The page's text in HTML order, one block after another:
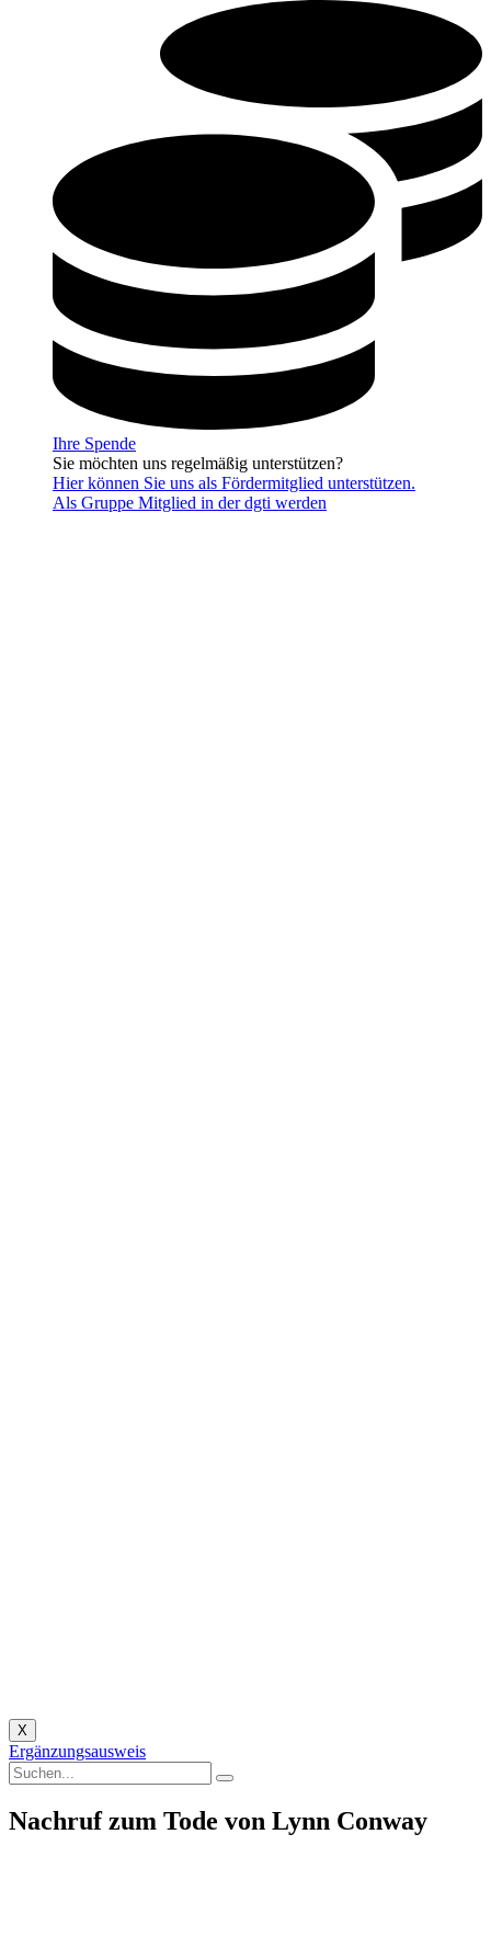
Ihre Spende
Sie möchten uns regelmäßig unterstützen?
Hier können Sie uns als Fördermitglied unterstützen.
Als Gruppe Mitglied in der dgti werden
X
Ergänzungsausweis
Nachruf zum Tode von Lynn Conway